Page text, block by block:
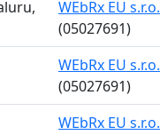
WEbRx EU s.r.o.
(05027691)
WEbRx EU s.r.o.
(05027691)
WEbRx EU s.r.o.